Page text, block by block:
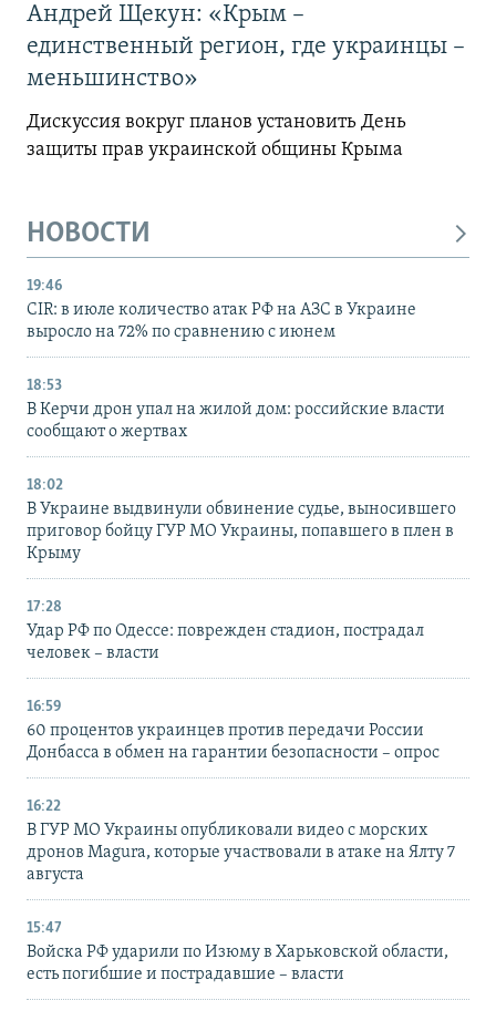
Андрей Щекун: «Крым –
единственный регион, где украинцы –
меньшинство»
Дискуссия вокруг планов установить День
защиты прав украинской общины Крыма
НОВОСТИ
19:46
CIR: в июле количество атак РФ на АЗС в Украине
выросло на 72% по сравнению с июнем
18:53
В Керчи дрон упал на жилой дом: российские власти
сообщают о жертвах
18:02
В Украине выдвинули обвинение судье, выносившего
приговор бойцу ГУР МО Украины, попавшего в плен в
Крыму
17:28
Удар РФ по Одессе: поврежден стадион, пострадал
человек – власти
16:59
60 процентов украинцев против передачи России
Донбасса в обмен на гарантии безопасности – опрос
16:22
В ГУР МО Украины опубликовали видео с морских
дронов Magura, которые участвовали в атаке на Ялту 7
августа
15:47
Войска РФ ударили по Изюму в Харьковской области,
есть погибшие и пострадавшие – власти